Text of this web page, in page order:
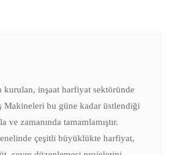
kurulan, inşaat harfiyat sektöründe
Makineleri bu güne kadar üstlendiği
ve zamanında tamamlamıştır.
çeşitli büyüklükte harfiyat,